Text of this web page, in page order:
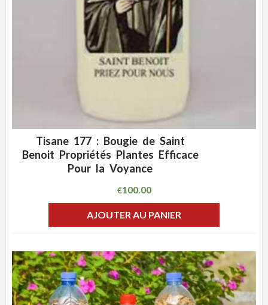
ADD WISHLIST
Tisane 177 : Bougie de Saint
Benoit Propriétés Plantes Efficace
Pour la Voyance
€100.00
AJOUTER AU PANIER